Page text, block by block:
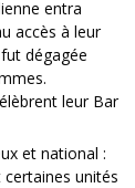
entra
accès à leur
dégagée
leur Bar
et national :
unités